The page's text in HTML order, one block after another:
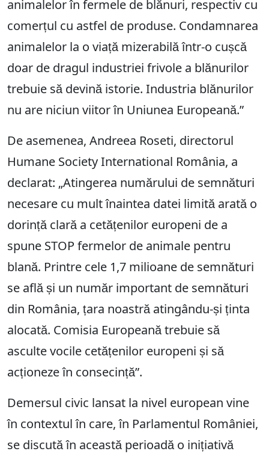
animalelor în fermele de blănuri, respectiv cu
comerțul cu astfel de produse. Condamnarea
animalelor la o viață mizerabilă într-o cușcă
doar de dragul industriei frivole a blănurilor
trebuie să devină istorie. Industria blănurilor
nu are niciun viitor în Uniunea Europeană.”
De asemenea, Andreea Roseti, directorul
Humane Society International România, a
declarat: „Atingerea numărului de semnături
necesare cu mult înaintea datei limită arată o
dorință clară a cetățenilor europeni de a
spune STOP fermelor de animale pentru
blană. Printre cele 1,7 milioane de semnături
se află și un număr important de semnături
din România, țara noastră atingându-și ținta
alocată. Comisia Europeană trebuie să
asculte vocile cetățenilor europeni și să
acționeze în consecință”.
Demersul civic lansat la nivel european vine
în contextul în care, în Parlamentul României,
se discută în această perioadă o inițiativă